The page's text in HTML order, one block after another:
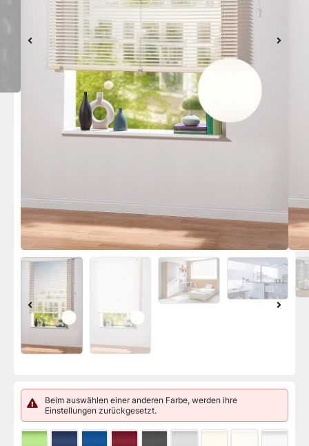
Beim auswählen einer anderen Farbe, werden ihre
Einstellungen zurückgesetzt.